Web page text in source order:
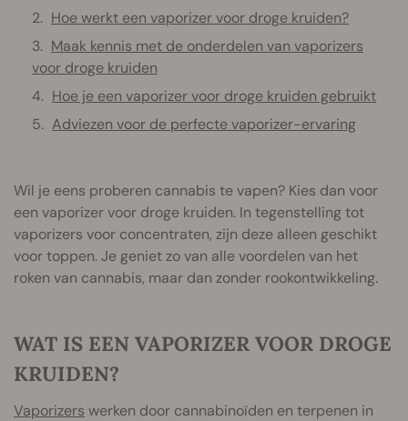
Hoe werkt een vaporizer voor droge kruiden?
Maak kennis met de onderdelen van vaporizers
voor droge kruiden
Hoe je een vaporizer voor droge kruiden gebruikt
Adviezen voor de perfecte vaporizer-ervaring
Wil je eens proberen cannabis te vapen? Kies dan voor
een vaporizer voor droge kruiden. In tegenstelling tot
vaporizers voor concentraten, zijn deze alleen geschikt
voor toppen. Je geniet zo van alle voordelen van het
roken van cannabis, maar dan zonder rookontwikkeling.
WAT IS EEN VAPORIZER VOOR DROGE
KRUIDEN?
Vaporizers werken door cannabinoïden en terpenen in